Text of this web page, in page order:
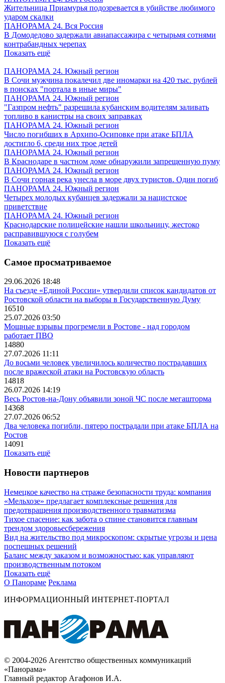
Жительница Приамурья подозревается в убийстве любимого
ударом скалки
ПАНОРАМА 24. Вся Россия
В Домодедово задержали авиапассажира с четырьмя сотнями
контрабандных черепах
Показать ещё
ПАНОРАМА 24. Южный регион
В Сочи мужчина покалечил две иномарки на 420 тыс. рублей
в поисках "портала в иные миры"
ПАНОРАМА 24. Южный регион
"Газпром нефть" разрешила кубанским водителям заливать
топливо в канистры на своих заправках
ПАНОРАМА 24. Южный регион
Число погибших в Архипо-Осиповке при атаке БПЛА
достигло 6, среди них трое детей
ПАНОРАМА 24. Южный регион
В Краснодаре в частном доме обнаружили запрещенную пуму
ПАНОРАМА 24. Южный регион
В Сочи горная река унесла в море двух туристов. Один погиб
ПАНОРАМА 24. Южный регион
Четырех молодых кубанцев задержали за нацистское
приветствие
ПАНОРАМА 24. Южный регион
Краснодарские полицейские нашли школьницу, жестоко
расправившуюся с голубем
Показать ещё
Самое просматриваемое
29.06.2026 18:48
На съезде «Единой России» утвердили список кандидатов от
Ростовской области на выборы в Государственную Думу
16510
25.07.2026 03:50
Мощные взрывы прогремели в Ростове - над городом
работает ПВО
14880
27.07.2026 11:11
До восьми человек увеличилось количество пострадавших
после вражеской атаки на Ростовскую область
14818
26.07.2026 14:19
Весь Ростов-на-Дону объявили зоной ЧС после мегашторма
14368
27.07.2026 06:52
Два человека погибли, пятеро пострадали при атаке БПЛА на
Ростов
14091
Показать ещё
Новости партнеров
Немецкое качество на страже безопасности труда: компания
«Мельхозе» предлагает комплексные решения для
предотвращения производственного травматизма
Тихое спасение: как забота о спине становится главным
трендом здоровьесбережения
Вид на жительство под микроскопом: скрытые угрозы и цена
поспешных решений
Баланс между заказом и возможностью: как управляют
производственным потоком
Показать ещё
О Панораме Реклама
ИНФОРМАЦИОННЫЙ ИНТЕРНЕТ-ПОРТАЛ
© 2004-2026 Агентство общественных коммуникаций
«Панорама»
Главный редактор Агафонов И.А.